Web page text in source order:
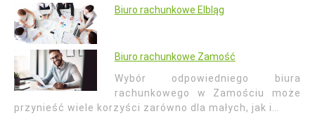
Biuro rachunkowe Elbląg
Biuro rachunkowe Zamość
Wybór odpowiedniego biura
rachunkowego w Zamościu może
przynieść wiele korzyści zarówno dla małych, jak i…